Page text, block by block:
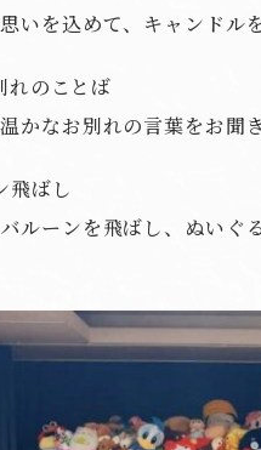
いを込めて、キャンドル
れのことば
かなお別れの言葉をお聞
飛ばし
ルーンを飛ばし、ぬいぐ